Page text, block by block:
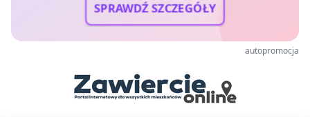
SPRAWDŹ SZCZEGÓŁY
autopromocja